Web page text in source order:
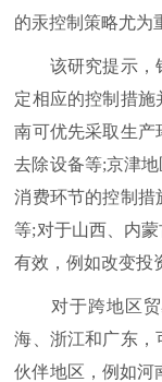
的汞控制策略尤为
该研究提示，针
定相应的控制措
南可优先采取生产
去除设备等;京津
消费环节的控制措
等;对于山西、内
有效，例如改变投
对于跨地区贸
海、浙江和广东，
伙伴地区，例如河